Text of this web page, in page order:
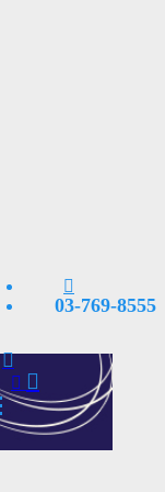
03-769-8555